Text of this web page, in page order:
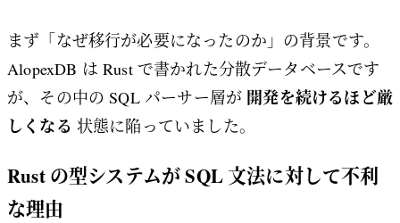
まず「なぜ移行が必要になったのか」の背景です。
AlopexDB は Rust で書かれた分散データベースです
が、その中の SQL パーサー層が 開発を続けるほど厳
しくなる 状態に陥っていました。
Rust の型システムが SQL 文法に対して不利
な理由